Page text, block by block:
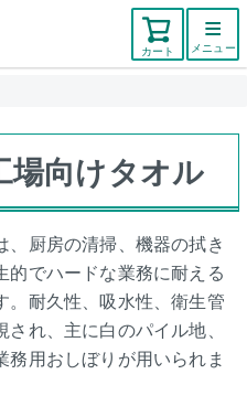
カート メニュー
場向けタオル
厨房の清掃、機器の拭き
的でハードな業務に耐える
。耐久性、吸水性、衛生管
れ、主に白のパイル地、
用おしぼりが用いられま